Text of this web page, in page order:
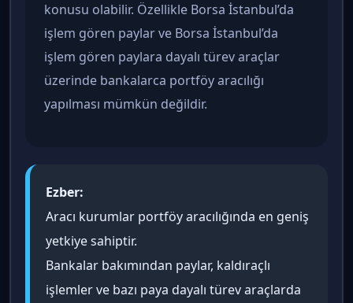
konusu olabilir. Özellikle Borsa İstanbul’da
işlem gören paylar ve Borsa İstanbul’da
işlem gören paylara dayalı türev araçlar
üzerinde bankalarca portföy aracılığı
yapılması mümkün değildir.
Ezber:
Aracı kurumlar portföy aracılığında en geniş
yetkiye sahiptir.
Bankalar bakımından paylar, kaldıraçlı
işlemler ve bazı paya dayalı türev araçlarda